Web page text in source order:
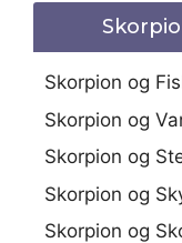
Skorpion og
Skorpion og
Skorpion og
Skorpion og
Skorpion og